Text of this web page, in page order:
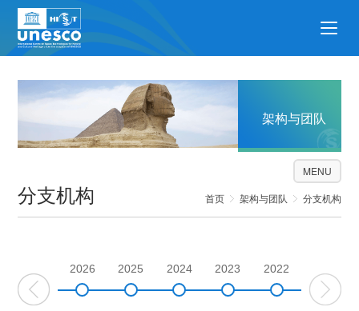
架构与团队
分支机构 首页 架构与团队 分支机构
MENU
2026 2025 2024 2023 2022